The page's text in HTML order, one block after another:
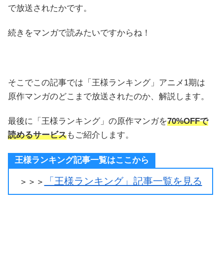
で放送されたかです。
続きをマンガで読みたいですからね！
そこでこの記事では「王様ランキング」アニメ1期は
原作マンガのどこまで放送されたのか、解説します。
最後に「王様ランキング」の原作マンガを70%OFFで
読めるサービスもご紹介します。
王様ランキング記事一覧はここから
＞＞＞ 「王様ランキング」記事一覧を見る